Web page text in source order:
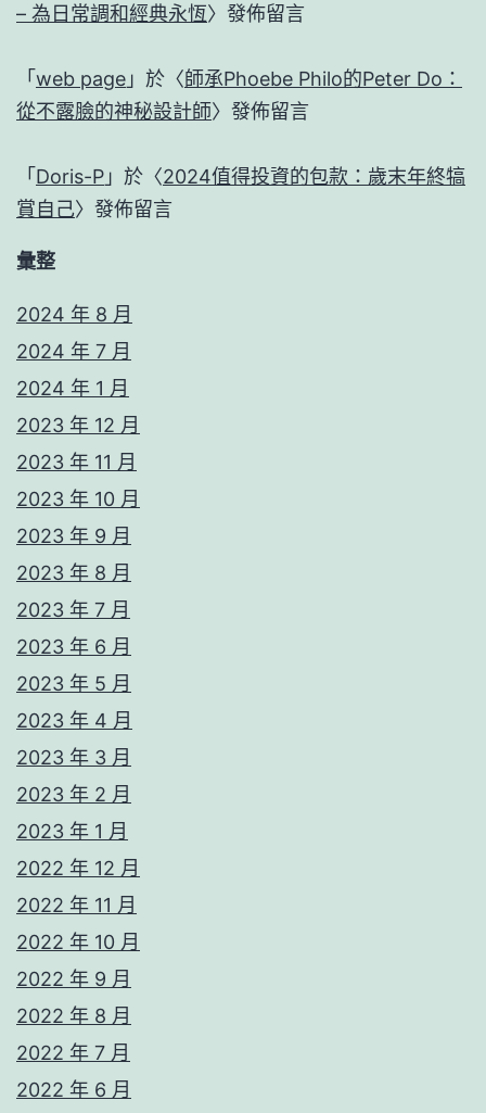
– 為日常調和經典永恆〉發佈留言
「 web page 」於〈師承Phoebe Philo的Peter Do：
從不露臉的神秘設計師〉發佈留言
「 Doris-P 」於〈2024值得投資的包款：歲末年終犒
賞自己〉發佈留言
彙整
2024 年 8 月
2024 年 7 月
2024 年 1 月
2023 年 12 月
2023 年 11 月
2023 年 10 月
2023 年 9 月
2023 年 8 月
2023 年 7 月
2023 年 6 月
2023 年 5 月
2023 年 4 月
2023 年 3 月
2023 年 2 月
2023 年 1 月
2022 年 12 月
2022 年 11 月
2022 年 10 月
2022 年 9 月
2022 年 8 月
2022 年 7 月
2022 年 6 月